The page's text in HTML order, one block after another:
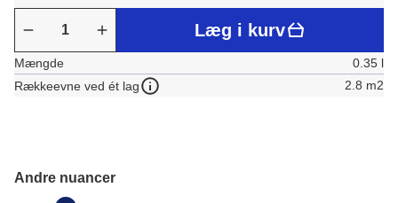
Læg i kurv
Mængde
0.35 l
Rækkeevne ved ét lag
2.8 m2
Andre nuancer